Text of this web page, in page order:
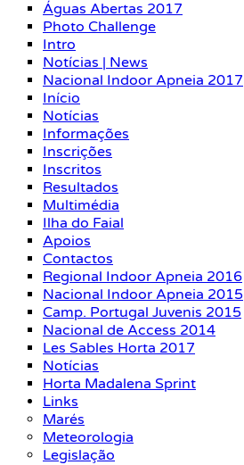
Águas Abertas 2017
Photo Challenge
Intro
Notícias | News
Nacional Indoor Apneia 2017
Início
Notícias
Informações
Inscrições
Inscritos
Resultados
Multimédia
Ilha do Faial
Apoios
Contactos
Regional Indoor Apneia 2016
Nacional Indoor Apneia 2015
Camp. Portugal Juvenis 2015
Nacional de Access 2014
Les Sables Horta 2017
Notícias
Horta Madalena Sprint
Links
Marés
Meteorologia
Legislação